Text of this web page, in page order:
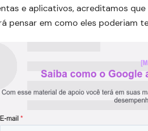
e aplicativos, acreditamos
pensar em como eles poderiam